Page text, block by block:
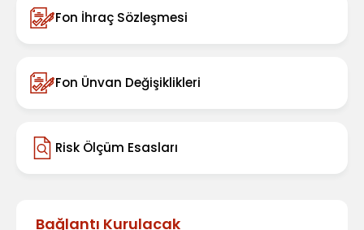
Fon İhraç Sözleşmesi
Fon Ünvan Değişiklikleri
Risk Ölçüm Esasları
Bağlantı Kurulacak